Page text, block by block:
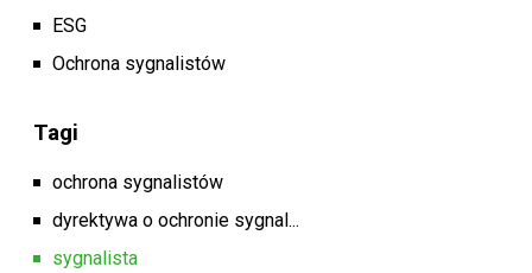
ESG
Ochrona sygnalistów
Tagi
ochrona sygnalistów
dyrektywa o ochronie sygnal...
sygnalista